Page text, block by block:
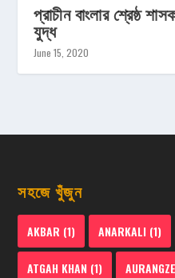
প্রাচীন বাংলার শ্রেষ্ঠ
যুদ্ধ
June 15, 2020
সহজে খুঁজুন
AKBAR (1) ANARKALI (1)
ATGAH KHAN (1)